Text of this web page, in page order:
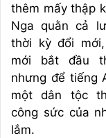
thêm mấy thập
Nga quằn cả
thời kỳ đổi
mới bắt đầu
nhưng để tiếng
một dân tộc
công sức của
lắm.